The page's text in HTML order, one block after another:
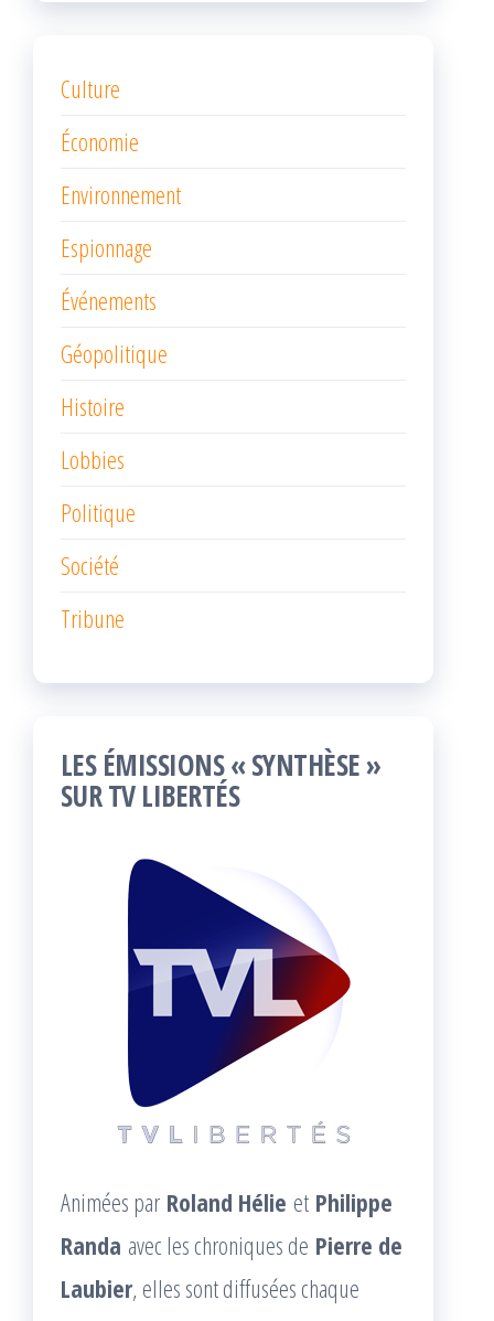
Culture
Économie
Environnement
Espionnage
Événements
Géopolitique
Histoire
Lobbies
Politique
Société
Tribune
LES ÉMISSIONS « SYNTHÈSE »
SUR TV LIBERTÉS
Animées par Roland Hélie et Philippe
Randa avec les chroniques de Pierre de
Laubier, elles sont diffusées chaque